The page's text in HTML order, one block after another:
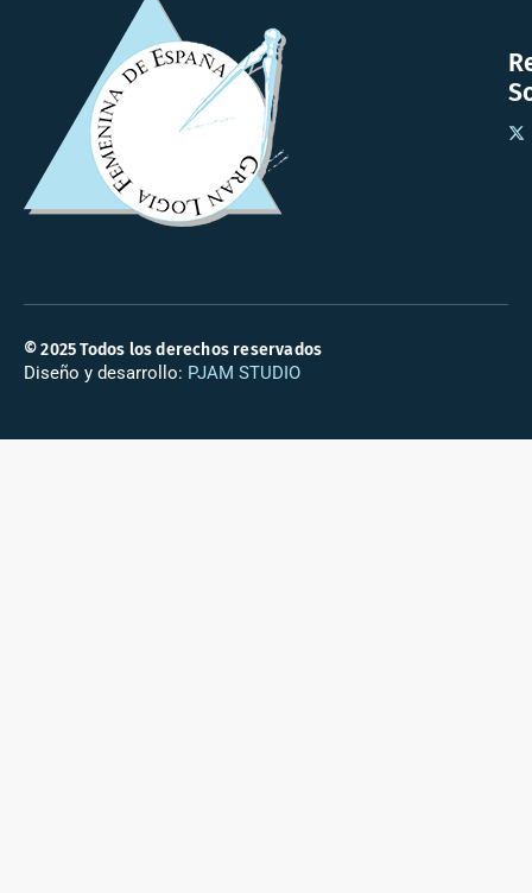
© 2025 Todos los derechos reservados
Diseño y desarrollo: PJAM STUDIO